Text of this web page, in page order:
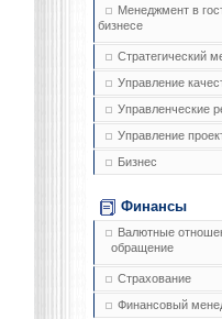
Менеджмент в
бизнесе
Стратегический
Управление
Управленческие
Управление
Бизнес
Финансы
Валютные
обращение
Страхование
Финансовый